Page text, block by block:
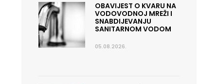
OBAVIJEST O KVARU NA
VODOVODNOJ MREŽI I
SNABDIJEVANJU
SANITARNOM VODOM
05.08.2026.